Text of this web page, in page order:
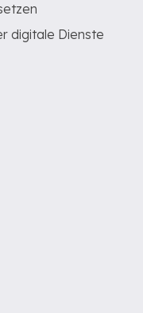
digitale Dienste